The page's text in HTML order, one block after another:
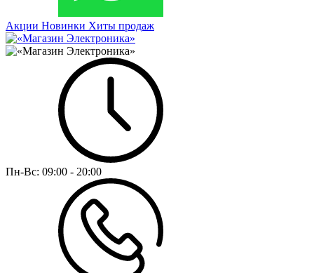
Акции Новинки Хиты продаж
Пн-Вс: 09:00 - 20:00